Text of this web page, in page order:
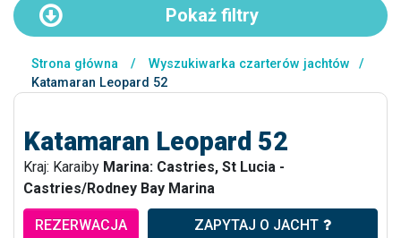
Pokaż filtry
Strona główna / Wyszukiwarka czarterów jachtów
/
Katamaran Leopard 52
Katamaran Leopard 52
Kraj: Karaiby Marina: Castries, St Lucia -
Castries/Rodney Bay Marina
REZERWACJA ZAPYTAJ O JACHT